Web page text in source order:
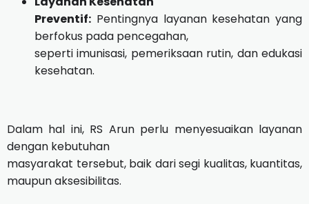
Preventif: Pentingnya layanan kesehatan yang
berfokus pada pencegahan,
seperti imunisasi, pemeriksaan rutin, dan edukasi
kesehatan.
Dalam hal ini, RS Arun perlu menyesuaikan layanan
dengan kebutuhan
masyarakat tersebut, baik dari segi kualitas, kuantitas,
maupun aksesibilitas.